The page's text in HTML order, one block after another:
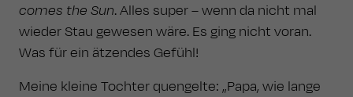
comes the Sun. Alles super – wenn da nicht mal
wieder Stau gewesen wäre. Es ging nicht voran.
Was für ein ätzendes Gefühl!
Meine kleine Tochter quengelte: „Papa, wie lange